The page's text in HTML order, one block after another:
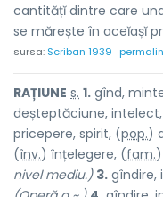
cantitățĭ dintre care
se mărește în aceĭașĭ
sursa: Scriban 1939
RAȚIUNE s. 1. gînd,
deșteptăciune,
pricepere, spirit, (pop.)
(înv.) înțelegere, (fam.
nivel mediu.) 3. gîndire,